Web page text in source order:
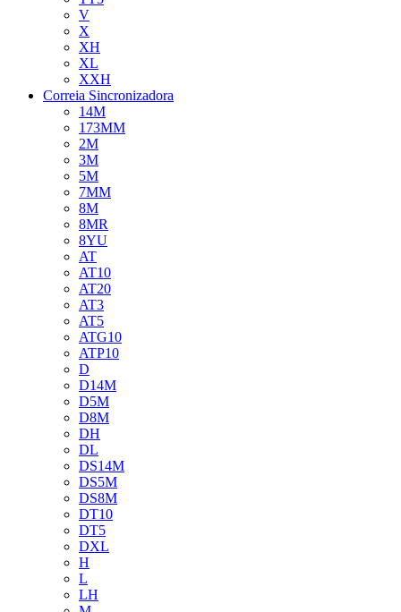
V
X
XH
XL
XXH
Correia Sincronizadora
14M
173MM
2M
3M
5M
7MM
8M
8MR
8YU
AT
AT10
AT20
AT3
AT5
ATG10
ATP10
D
D14M
D5M
D8M
DH
DL
DS14M
DS5M
DS8M
DT10
DT5
DXL
H
L
LH